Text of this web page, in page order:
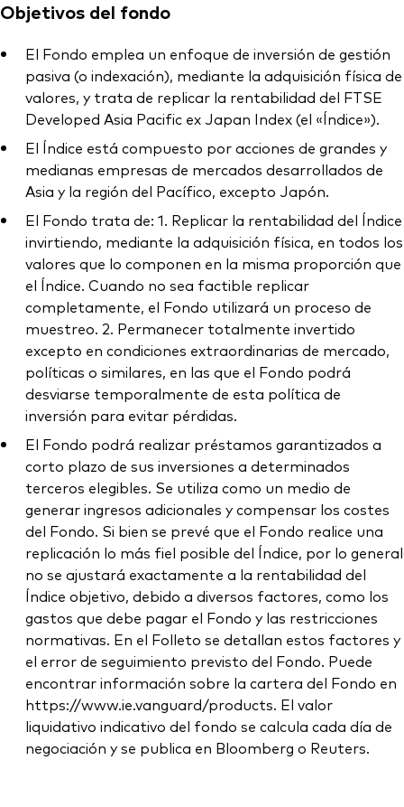
Objetivos del fondo
El Fondo emplea un enfoque de inversión de gestión
pasiva (o indexación), mediante la adquisición física de
valores, y trata de replicar la rentabilidad del FTSE
Developed Asia Pacific ex Japan Index (el «Índice»).
El Índice está compuesto por acciones de grandes y
medianas empresas de mercados desarrollados de
Asia y la región del Pacífico, excepto Japón.
El Fondo trata de: 1. Replicar la rentabilidad del Índice
invirtiendo, mediante la adquisición física, en todos los
valores que lo componen en la misma proporción que
el Índice. Cuando no sea factible replicar
completamente, el Fondo utilizará un proceso de
muestreo. 2. Permanecer totalmente invertido
excepto en condiciones extraordinarias de mercado,
políticas o similares, en las que el Fondo podrá
desviarse temporalmente de esta política de
inversión para evitar pérdidas.
El Fondo podrá realizar préstamos garantizados a
corto plazo de sus inversiones a determinados
terceros elegibles. Se utiliza como un medio de
generar ingresos adicionales y compensar los costes
del Fondo. Si bien se prevé que el Fondo realice una
replicación lo más fiel posible del Índice, por lo general
no se ajustará exactamente a la rentabilidad del
Índice objetivo, debido a diversos factores, como los
gastos que debe pagar el Fondo y las restricciones
normativas. En el Folleto se detallan estos factores y
el error de seguimiento previsto del Fondo. Puede
encontrar información sobre la cartera del Fondo en
https://www.ie.vanguard/products. El valor
liquidativo indicativo del fondo se calcula cada día de
negociación y se publica en Bloomberg o Reuters.